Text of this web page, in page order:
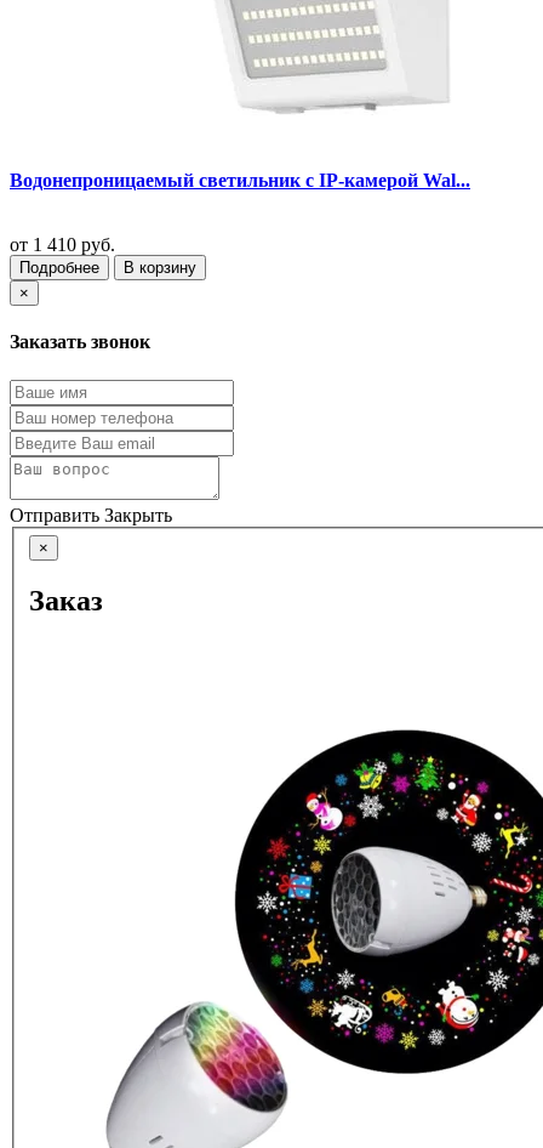
Водонепроницаемый светильник с IP-камерой Wal...
от 1 410 руб.
Подробнее
В корзину
×
Заказать звонок
Отправить Закрыть
×
Заказ